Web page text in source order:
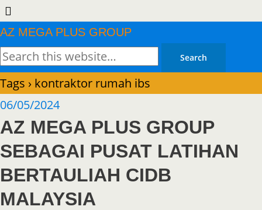
AZ MEGA PLUS GROUP
Tags › kontraktor rumah ibs
06/05/2024
AZ MEGA PLUS GROUP
SEBAGAI PUSAT LATIHAN
BERTAULIAH CIDB
MALAYSIA